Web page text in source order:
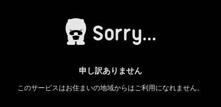
申し訳ありません
このサービスはお住まいの地域からはご利用になれません。